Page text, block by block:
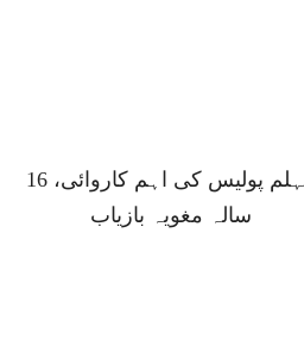
جہلم پولیس کی اہم کاروائی، 16
سالہ مغویہ بازیاب